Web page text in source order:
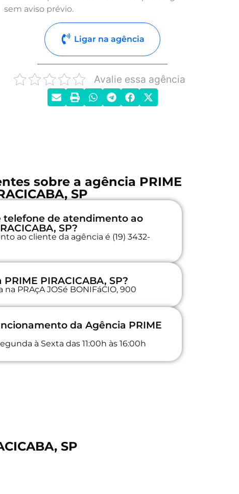
sem aviso prévio.
Ligar na agência
Avalie essa agência
sobre a agência PRIME
SP
telefone de atendimento ao
SP?
ao cliente da agência é (19) 3432-
PIRACICABA, SP?
PRAçA JOSé BONIFáCIO, 900
da Agência PRIME
à Sexta das 11:00h às 16:00h
SP